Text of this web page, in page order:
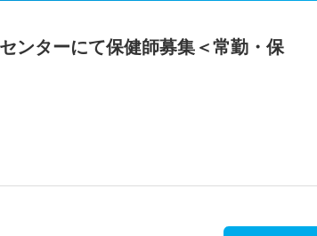
ンターにて保健師募集＜常勤・保